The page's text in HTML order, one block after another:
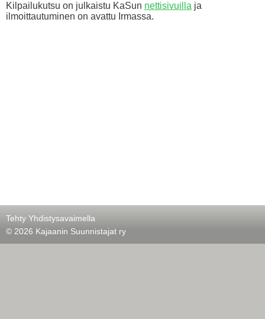
Kilpailukutsu on julkaistu KaSun nettisivuilla ja
ilmoittautuminen on avattu Irmassa.
Tehty Yhdistysavaimella
© 2026 Kajaanin Suunnistajat ry